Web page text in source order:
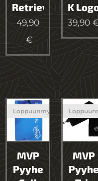
Retriever
49,90
€
K
39,90
MVP
Pyyhe
Loppuunmyyty
MVP
Pyyhe